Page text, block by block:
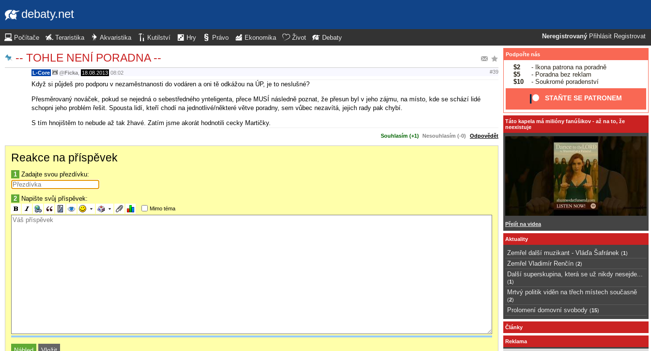
debaty.net
Neregistrovaný Přihlásit Registrovat
Počítače Teraristika Akvaristika Kutilství Hry Právo Ekonomika Život Debaty
-- TOHLE NENÍ PORADNA --
L-Core @Ficka 18.08.2013 08:02 #39
Když si půjdeš pro podporu v nezaměstnanosti do vodáren a oni tě odkážou na ÚP, je to neslušné?
Přesměrovaný nováček, pokud se nejedná o sebestředného ynteligenta, přece MUSÍ následně poznat, že přesun byl v jeho zájmu, na místo, kde se schází lidé
schopni jeho problém řešit. Spousta lidí, kteří chodí na jednotlivé/některé větve poradny, sem vůbec nezavítá, jejich rady pak chybí.
S tím hnojištěm to nebude až tak žhavé. Zatím jsme akorát hodnotili cecky Martičky.
Souhlasím (+1) Nesouhlasím (-0) Odpovědět
Reakce na příspěvek
1 Zadajte svou přezdívku:
2 Napište svůj příspěvek:
Mimo téma
Podpořte nás
$2
- Ikona patrona na poradně
$5
- Poradna bez reklam
$10
- Soukromé poradenství
STAŇTE SE PATRONEM
Táto kapela má milióny fanúšikov - až na to, že
neexistuje
Přejít na videa
Aktuality
Zemřel další muzikant - Vláďa Šafránek (1 )
Zemřel Vladimír Renčín (2)
Další superskupina, která se už nikdy nesejde...
(1 )
Mrtvý politik viděn na třech místech současně
(2)
Prolomení domovní svobody (15)
Články
Reklama